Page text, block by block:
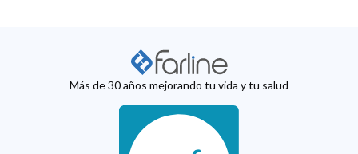
Más de 30 años mejorando tu vida y tu salud